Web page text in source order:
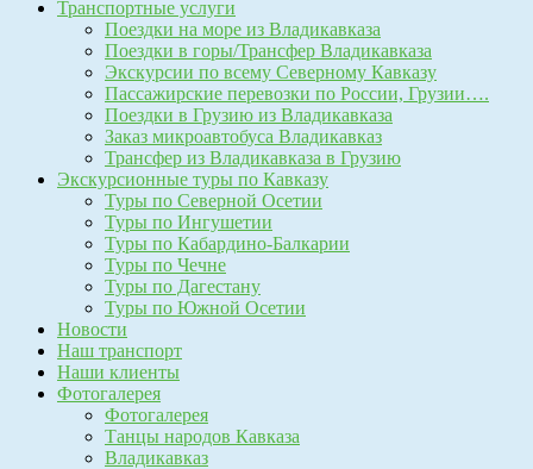
сопровождение по грузии, туризм, заброска и выброска, такси
Транспортные услуги
Поездки на море из Владикавказа
Поездки в горы/Трансфер Владикавказа
Экскурсии по всему Северному Кавказу
Пассажирские перевозки по России, Грузии….
Поездки в Грузию из Владикавказа
Заказ микроавтобуса Владикавказ
Трансфер из Владикавказа в Грузию
Экскурсионные туры по Кавказу
Туры по Северной Осетии
Туры по Ингушетии
Туры по Кабардино-Балкарии
Туры по Чечне
Туры по Дагестану
Туры по Южной Осетии
Новости
Наш транспорт
Наши клиенты
Фотогалерея
Фотогалерея
Танцы народов Кавказа
Владикавказ